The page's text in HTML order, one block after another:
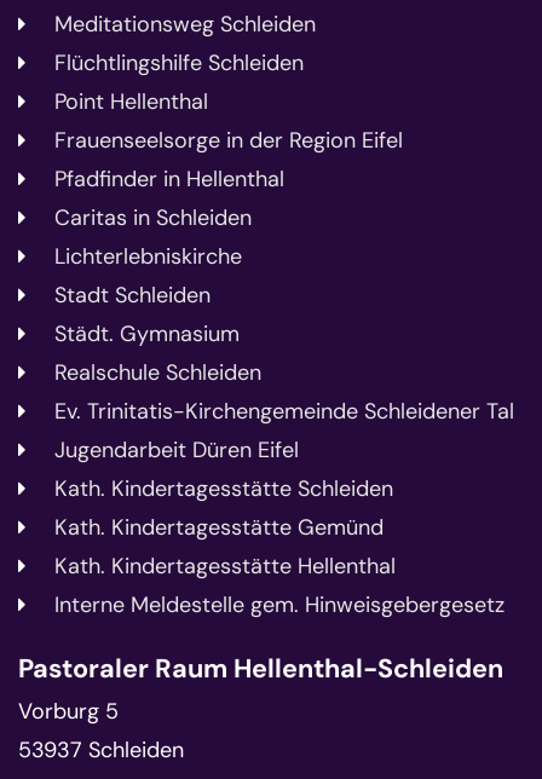
Meditationsweg Schleiden
Flüchtlingshilfe Schleiden
Point Hellenthal
Frauenseelsorge in der Region Eifel
Pfadfinder in Hellenthal
Caritas in Schleiden
Lichterlebniskirche
Stadt Schleiden
Städt. Gymnasium
Realschule Schleiden
Ev. Trinitatis-Kirchengemeinde Schleidener Tal
Jugendarbeit Düren Eifel
Kath. Kindertagesstätte Schleiden
Kath. Kindertagesstätte Gemünd
Kath. Kindertagesstätte Hellenthal
Interne Meldestelle gem. Hinweisgebergesetz
Pastoraler Raum Hellenthal-Schleiden
Vorburg 5
53937 Schleiden